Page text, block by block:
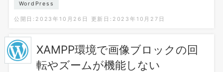
WordPress
公開日:2023年10月26日 更新日:2023年10月27日
XAMPP環境で画像ブロックの回
転やズームが機能しない